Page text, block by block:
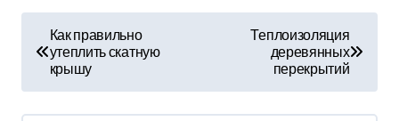
в
Как правильно
утеплить скатную
крышу
Теплоизоляция
деревянных
перекрытий